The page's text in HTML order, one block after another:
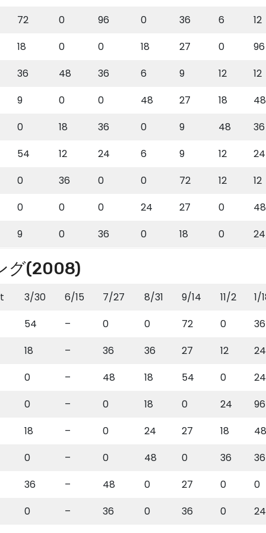
72 0 96 0 36 6
12
18
0 0 18 27 0
96
36
48 36 6 9 12
12
9
0 0 48 27 18
48
0
18 36 0 9 48
36
54
12 24 6 9 12
24
0
36 0 0 72 12
12
0
0 0 24 27 0
48
9
0 36 0 18 0 24
グ(2008)
3/30 6/15 7/27 8/31 9/14 11/2
1/
54
– 0 0 72 0
36
18
– 36 36 27 12
24
0
– 48 18 54 0
24
0
– 0 18 0 24
96
18
– 0 24 27 18
48
0
– 0 48 0 36
36
36
– 48 0 27 0
0
0
– 36 0 36 0
24